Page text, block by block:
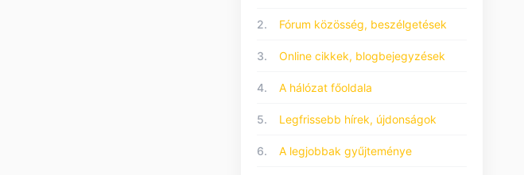
2. Fórum közösség, beszélgetések
3. Online cikkek, blogbejegyzések
4. A hálózat főoldala
5. Legfrissebb hírek, újdonságok
6. A legjobbak gyűjteménye